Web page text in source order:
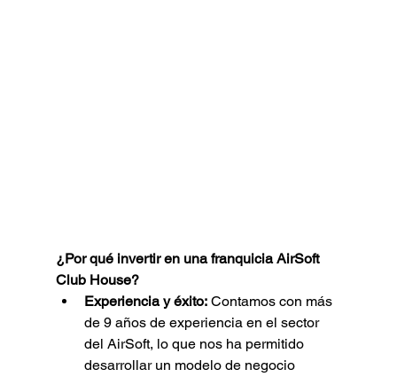
¿Por qué invertir en una franquicia AirSoft
Club House?
Experiencia y éxito: Contamos con más
de 9 años de experiencia en el sector
del AirSoft, lo que nos ha permitido
desarrollar un modelo de negocio